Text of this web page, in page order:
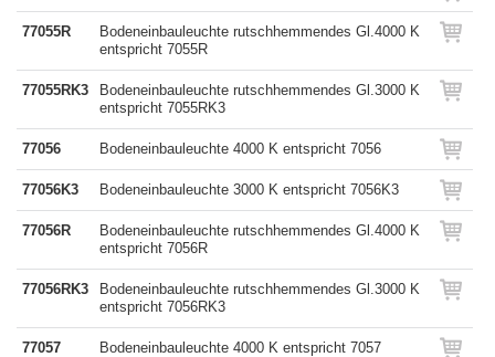
77055R
Bodeneinbauleuchte rutschhemmendes Gl.4000 K
entspricht 7055R
77055RK3
Bodeneinbauleuchte rutschhemmendes Gl.3000 K
entspricht 7055RK3
77056 Bodeneinbauleuchte 4000 K entspricht 7056
77056K3 Bodeneinbauleuchte 3000 K entspricht 7056K3
77056R
Bodeneinbauleuchte rutschhemmendes Gl.4000 K
entspricht 7056R
77056RK3
Bodeneinbauleuchte rutschhemmendes Gl.3000 K
entspricht 7056RK3
77057 Bodeneinbauleuchte 4000 K entspricht 7057